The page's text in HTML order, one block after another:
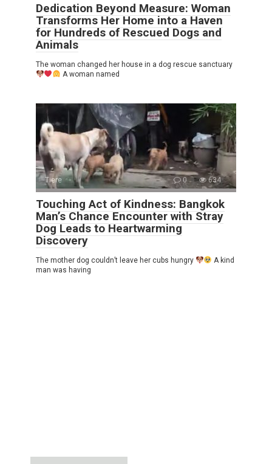
Dedication Beyond Measure: Woman
Transforms Her Home into a Haven
for Hundreds of Rescued Dogs and
Animals
The woman changed her house in a dog rescue sanctuary
A woman named
Tiere 0 634
Touching Act of Kindness: Bangkok
Man’s Chance Encounter with Stray
Dog Leads to Heartwarming
Discovery
The mother dog couldn’t leave her cubs hungry
A kind
man was having